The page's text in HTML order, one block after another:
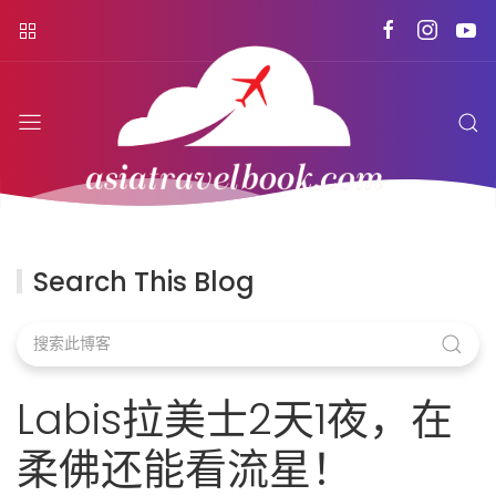
Search This Blog
Labis拉美士2天1夜，在
柔佛还能看流星！